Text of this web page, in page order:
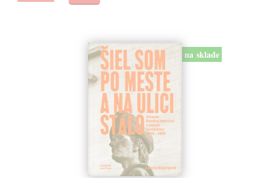
na sklade